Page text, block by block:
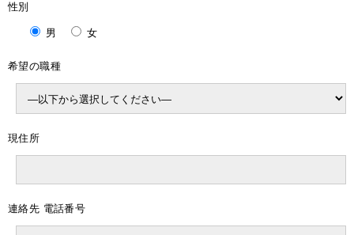
性別
男 女
希望の職種
現住所
連絡先 電話番号